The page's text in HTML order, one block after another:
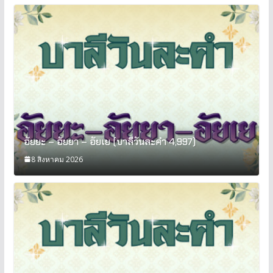
อัยยะ – อัยยา – อัยเย (บาลีวันละคำ 4,997)
8 สิงหาคม 2026